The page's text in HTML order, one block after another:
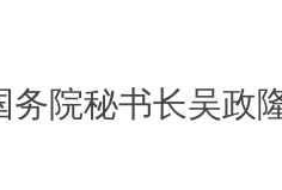
务院秘书长吴政